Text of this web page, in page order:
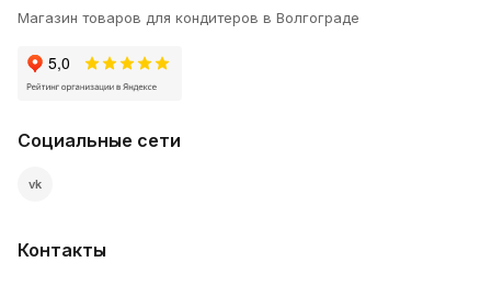
Магазин товаров для кондитеров в Волгограде
Социальные сети
vk
Контакты